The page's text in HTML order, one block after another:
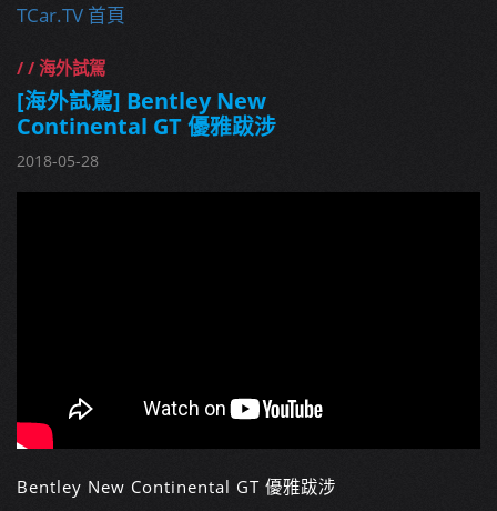
TCar.TV 首頁
/ / 海外試駕
[海外試駕] Bentley New
Continental GT 優雅跋涉
2018-05-28
Bentley New Continental GT 優雅跋涉